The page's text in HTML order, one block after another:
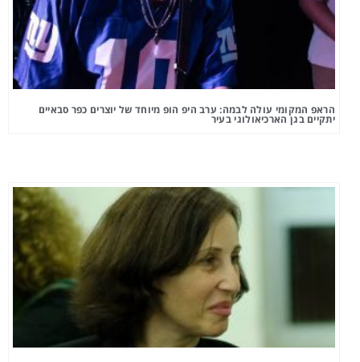
הראפ המקומי עולה לבמה: ערב היפ הופ מיוחד של יוצרים כפר סבאיים
יתקיים בגן הארכיאולוגי בעיר